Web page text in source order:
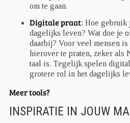
om te gaan.
Digitale praat: Hoe gebruik
dagelijks leven? Wat doe je
daarbij? Voor veel mensen
hierover te praten, zeker als
taal is. Tegelijk spelen
grotere rol in het dagelijks
Meer tools?
INSPIRATIE IN JOUW